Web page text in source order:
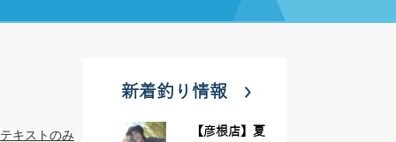
テキストのみ
新着釣り情報
【彦根店】夏